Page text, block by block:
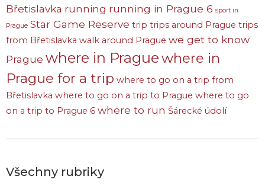
Břetislavka running running in Prague 6 sport in
Prague Star Game Reserve trip trips around Prague trips
from Břetislavka walk around Prague we get to know
Prague where in Praguewhere in
Prague for a trip where to go on a trip from
Břetislavka where to go on a trip to Prague where to go
on a trip to Prague 6 where to run Šárecké údolí
Všechny rubriky